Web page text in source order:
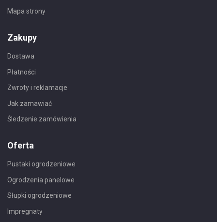
Mapa strony
Zakupy
Dostawa
Płatności
Zwroty i reklamacje
Jak zamawiać
Śledzenie zamówienia
Oferta
Pustaki ogrodzeniowe
Ogrodzenia panelowe
Słupki ogrodzeniowe
Impregnaty